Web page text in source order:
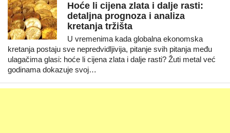
Hoće li cijena zlata i dalje rasti:
detaljna prognoza i analiza
kretanja tržišta
U vremenima kada globalna ekonomska
kretanja postaju sve nepredvidljivija, pitanje svih pitanja među
ulagačima glasi: hoće li cijena zlata i dalje rasti? Žuti metal već
godinama dokazuje svoj…